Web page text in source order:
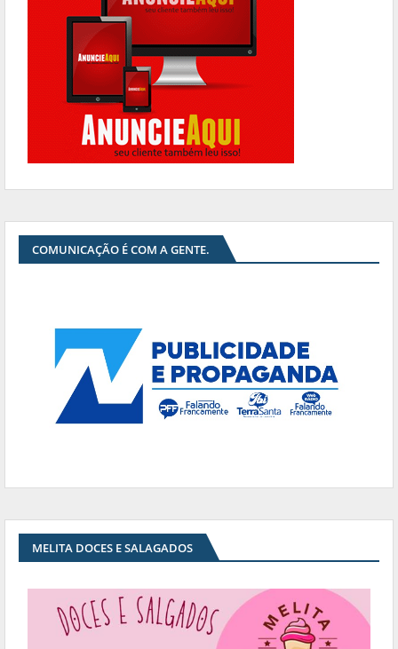
COMUNICAÇÃO É COM A GENTE.
MELITA DOCES E SALAGADOS